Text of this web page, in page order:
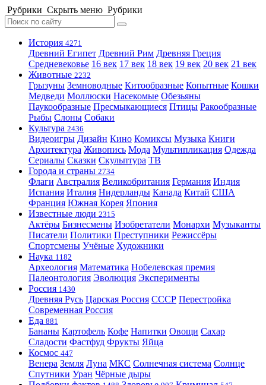
Рубрики Скрыть меню Рубрики
История 4271
Древний Египет Древний Рим Древняя Греция
Средневековье 16 век 17 век 18 век 19 век 20 век 21 век
Животные 2232
Грызуны Земноводные Китообразные Копытные Кошки
Медведи Моллюски Насекомые Обезьяны
Паукообразные Пресмыкающиеся Птицы Ракообразные
Рыбы Слоны Собаки
Культура 2436
Видеоигры Дизайн Кино Комиксы Музыка Книги
Архитектура Живопись Мода Мультипликация Одежда
Сериалы Сказки Скульптура ТВ
Города и страны 2734
Флаги Австралия Великобритания Германия Индия
Испания Италия Нидерланды Канада Китай США
Франция Южная Корея Япония
Известные люди 2315
Актёры Бизнесмены Изобретатели Монархи Музыканты
Писатели Политики Преступники Режиссёры
Спортсмены Учёные Художники
Наука 1182
Археология Математика Нобелевская премия
Палеонтология Эволюция Эксперименты
Россия 1430
Древняя Русь Царская Россия СССР Перестройка
Современная Россия
Еда 881
Бананы Картофель Кофе Напитки Овощи Сахар
Сладости Фастфуд Фрукты Яйца
Космос 447
Венера Земля Луна МКС Солнечная система Солнце
Спутники Уран Чёрные дыры